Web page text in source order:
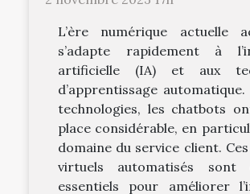
L’ère numérique actuelle
s’adapte rapidement à
artificielle (IA) et aux
d’apprentissage
technologies, les chatbots
place considérable, en
domaine du service client.
virtuels automatisés sont
essentiels pour améliorer